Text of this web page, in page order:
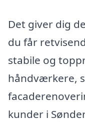
Det giver dig
du får
stabile og
håndværkere,
kunder i